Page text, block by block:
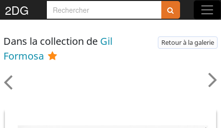
2DG
Dans la collection de Gil
Formosa
Retour à la galerie